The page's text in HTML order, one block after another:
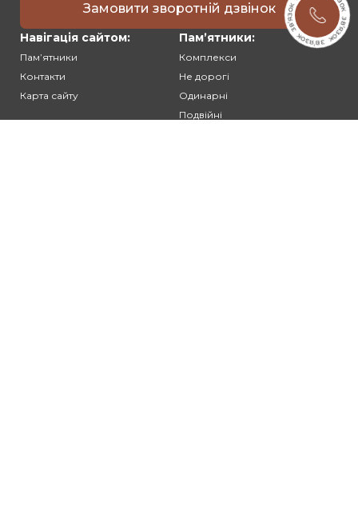
Замовити зворотній дзвінок
Навігація сайтом:
Памʼятники
Контакти
Карта сайту
Памʼятники:
Комплекси
Не дорогі
Одинарні
Подвійні